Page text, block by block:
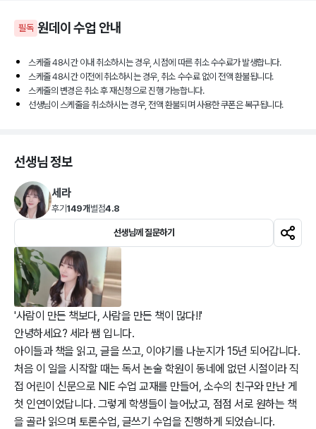
필독 원데이수업 안내
스케줄 48시간 이내 취소하시는 경우, 시점에 따른 취소 수수료가 발생합니다.
스케줄 48시간 이전에 취소하시는 경우, 취소 수수료 없이 전액 환불됩니다.
스케줄의 변경은 취소 후 재신청으로 진행 가능합니다.
선생님이 스케줄을 취소하시는 경우, 전액 환불되며 사용한 쿠폰은 복구됩니다.
선생님 정보
세라
후기149개별점4.8
선생님께 질문하기
'사람이 만든 책보다, 사람을 만든 책이 많다!!'
안녕하세요? 세라 쌤 입니다.
아이들과 책을 읽고, 글을 쓰고, 이야기를 나눈지가 15년 되어갑니다.
처음 이 일을 시작할 때는 독서 논술 학원이 동네에 없던 시절이라 직
접 어린이 신문으로 NIE 수업 교재를 만들어, 소수의 친구와 만난 게
첫 인연이었답니다. 그렇게 학생들이 늘어났고, 점점 서로 원하는 책
을 골라 읽으며 토론수업, 글쓰기 수업을 진행하게 되었습니다.